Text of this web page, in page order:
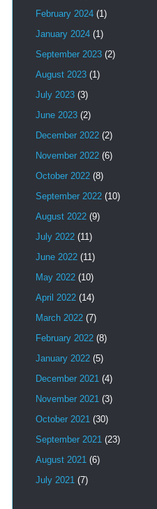
February 2024 (1)
January 2024 (1)
September 2023 (2)
August 2023 (1)
July 2023 (3)
June 2023 (2)
December 2022 (2)
November 2022 (6)
October 2022 (8)
September 2022 (10)
August 2022 (9)
July 2022 (11)
June 2022 (11)
May 2022 (10)
April 2022 (14)
March 2022 (7)
February 2022 (8)
January 2022 (5)
December 2021 (4)
November 2021 (3)
October 2021 (30)
September 2021 (23)
August 2021 (6)
July 2021 (7)